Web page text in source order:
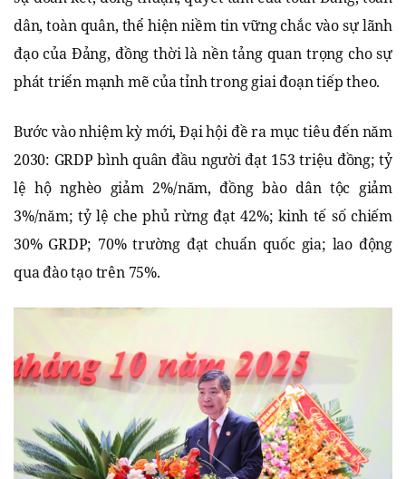
dân, toàn quân, thể hiện niềm tin vững chắc vào sự lãnh
đạo của Đảng, đồng thời là nền tảng quan trọng cho sự
phát triển mạnh mẽ của tỉnh trong giai đoạn tiếp theo.
Bước vào nhiệm kỳ mới, Đại hội đề ra mục tiêu đến năm
2030: GRDP bình quân đầu người đạt 153 triệu đồng; tỷ
lệ hộ nghèo giảm 2%/năm, đồng bào dân tộc giảm
3%/năm; tỷ lệ che phủ rừng đạt 42%; kinh tế số chiếm
30% GRDP; 70% trường đạt chuẩn quốc gia; lao động
qua đào tạo trên 75%.